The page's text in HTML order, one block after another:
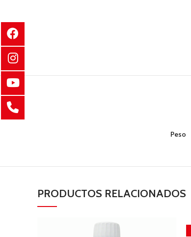
Peso
PRODUCTOS RELACIONADOS